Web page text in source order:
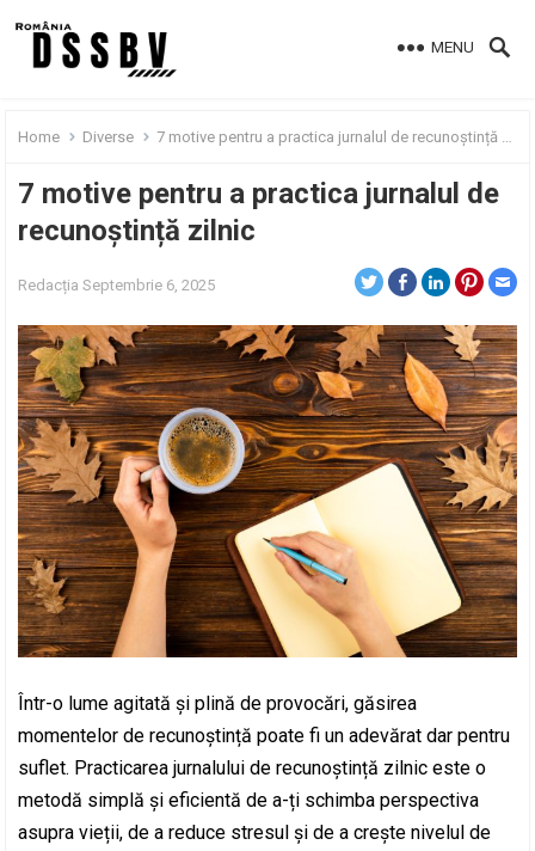
MENU
Home Diverse 7 motive pentru a practica jurnalul de recunoștință zilnic
7 motive pentru a practica jurnalul de
recunoștință zilnic
Redacția Septembrie 6, 2025
Într-o lume agitată și plină de provocări, găsirea
momentelor de recunoștință poate fi un adevărat dar pentru
suflet. Practicarea jurnalului de recunoștință zilnic este o
metodă simplă și eficientă de a-ți schimba perspectiva
asupra vieții, de a reduce stresul și de a crește nivelul de